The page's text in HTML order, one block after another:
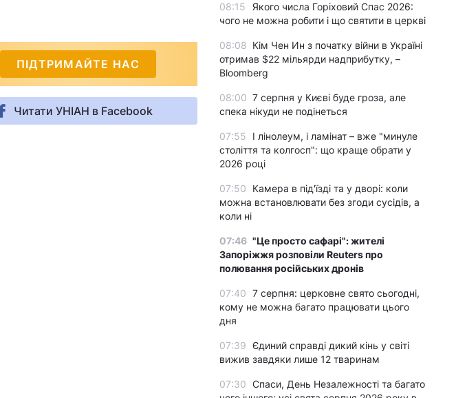
ПІДТРИМАЙТЕ НАС
Читати УНІАН в Facebook
08:15
Якого числа Горіховий Спас 2026:
чого не можна робити і що святити в церкві
08:08 Кім Чен Ин з початку війни в Україні
отримав $22 мільярди надприбутку, –
Bloomberg
08:00 7 серпня у Києві буде гроза, але
спека нікуди не подінеться
07:55
І лінолеум, і ламінат – вже "минуле
століття та колгосп": що краще обрати у
2026 році
07:50
Камера в під'їзді та у дворі: коли
можна встановлювати без згоди сусідів, а
коли ні
07:46 "Це просто сафарі": жителі
Запоріжжя розповіли Reuters про
полювання російських дронів
07:40 7 серпня: церковне свято сьогодні,
кому не можна багато працювати цього
дня
07:39 Єдиний справді дикий кінь у світі
вижив завдяки лише 12 тваринам
07:30 Спаси, День Незалежності та багато